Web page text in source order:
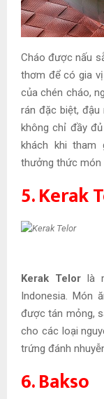
Cháo được nấu
thơm để có gia
của chén cháo,
rán đặc biệt, đậu
không chỉ đầy
khách khi
thưởng thức món
5. Kerak
Kerak Telor là
Indonesia. Món
được tán mỏng,
cho các loại
trứng đánh
6. Bakso